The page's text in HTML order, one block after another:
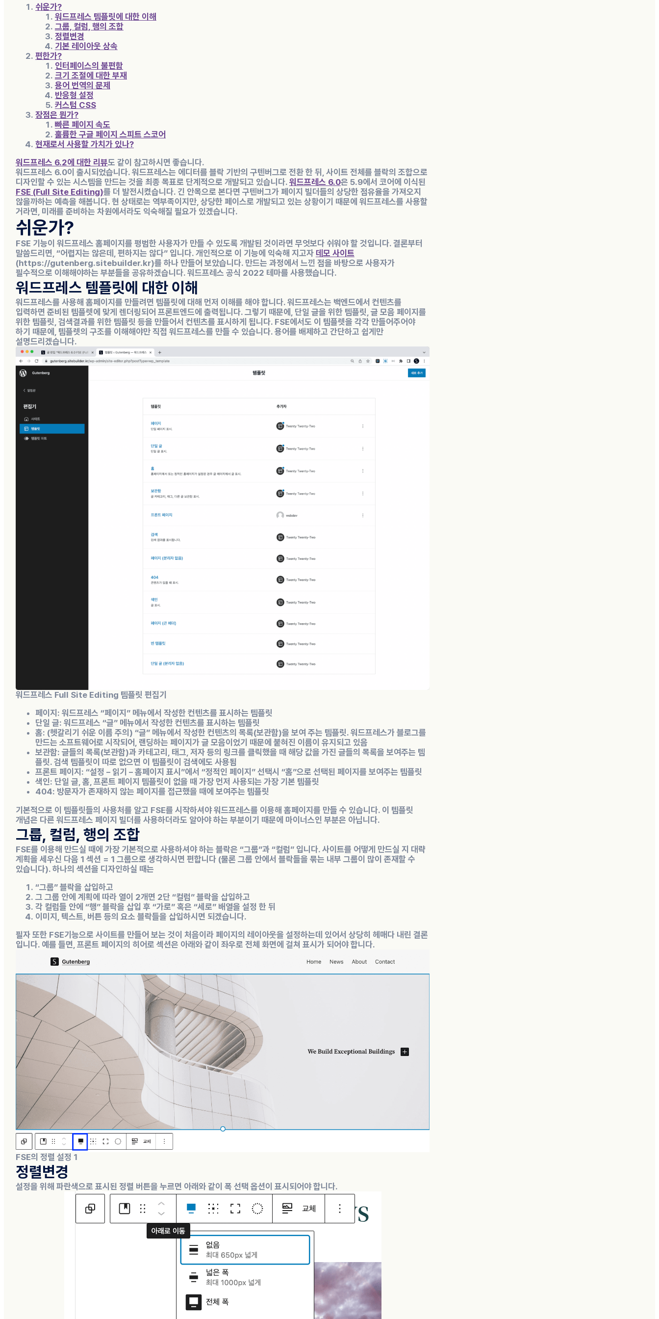
쉬운가?
워드프레스 템플릿에 대한 이해
그룹, 컬럼, 행의 조합
정렬변경
기본 레이아웃 상속
편한가?
인터페이스의 불편함
크기 조절에 대한 부재
용어 번역의 문제
반응형 설정
커스텀 CSS
장점은 뭔가?
빠른 페이지 속도
훌륭한 구글 페이지 스피트 스코어
현재로서 사용할 가치가 있나?
워드프레스 6.2에 대한 리뷰도 같이 참고하시면 좋습니다.
워드프레스 6.0이 출시되었습니다. 워드프레스는 에디터를 블락 기반의 구텐버그로 전환 한 뒤, 사이트 전체를 블락의 조합으로
디자인할 수 있는 시스템을 만드는 것을 최종 목표로 단계적으로 개발되고 있습니다. 워드프레스 6.0은 5.9에서 코어에 이식된
FSE (Full Site Editing)를 더 발전시켰습니다. 긴 안목으로 본다면 구텐버그가 페이지 빌더들의 상당한 점유율을 가져오지
않을까하는 예측을 해봅니다. 현 상태로는 역부족이지만, 상당한 페이스로 개발되고 있는 상황이기 때문에 워드프레스를 사용할
거라면, 미래를 준비하는 차원에서라도 익숙해질 필요가 있겠습니다.
쉬운가?
FSE 기능이 워드프레스 홈페이지를 평범한 사용자가 만들 수 있도록 개발된 것이라면 무엇보다 쉬워야 할 것입니다. 결론부터
말씀드리면, “어렵지는 않은데, 편하지는 않다” 입니다. 개인적으로 이 기능에 익숙해 지고자 데모 사이트
(https://gutenberg.sitebuilder.kr)를 하나 만들어 보았습니다. 만드는 과정에서 느낀 점을 바탕으로 사용자가
필수적으로 이해해야하는 부분들을 공유하겠습니다. 워드프레스 공식 2022 테마를 사용했습니다.
워드프레스 템플릿에 대한 이해
워드프레스를 사용해 홈페이지를 만들려면 템플릿에 대해 먼저 이해를 해야 합니다. 워드프레스는 백엔드에서 컨텐츠를
입력하면 준비된 템플렛에 맞게 렌더링되어 프론트엔드에 출력됩니다. 그렇기 때문에, 단일 글을 위한 템플릿, 글 모음 페이지를
위한 템플릿, 검색결과를 위한 템플릿 등을 만들어서 컨텐츠를 표시하게 됩니다. FSE에서도 이 템플렛을 각각 만들어주어야
하기 때문에, 템플렛의 구조를 이해해야만 직접 워드프레스를 만들 수 있습니다. 용어를 배제하고 간단하고 쉽게만
설명드리겠습니다.
워드프레스 Full Site Editing 템플릿 편집기
페이지: 워드프레스 “페이지” 메뉴에서 작성한 컨텐츠를 표시하는 템플릿
단일 글: 워드프레스 “글” 메뉴에서 작성한 컨텐츠를 표시하는 템플릿
홈: (헷갈리기 쉬운 이름 주의 ) “글” 메뉴에서 작성한 컨텐츠의 목록(보관함)을 보여 주는 템플릿. 워드프레스가 블로그를
만드는 소프트웨어로 시작되어, 랜딩하는 페이지가 글 모음이었기 때문에 붙혀진 이름이 유지되고 있음
보관함: 글들의 목록(보관함)과 카테고리, 태그, 저자 등의 링크를 클릭했을 때 해당 값을 가진 글들의 목록을 보여주는 템
플릿. 검색 템플릿이 따로 없으면 이 템플릿이 검색에도 사용됨
프론트 페이지: “설정 – 읽기 – 홈페이지 표시”에서 “정적인 페이지” 선택시 “홈”으로 선택된 페이지를 보여주는 템플릿
색인: 단일 글, 홈, 프론트 페이지 템플릿이 없을 때 가장 먼저 사용되는 가장 기본 템플릿
404: 방문자가 존재하지 않는 페이지를 접근했을 때에 보여주는 템플릿
기본적으로 이 템플릿들의 사용처를 알고 FSE를 시작하셔야 워드프레스를 이용해 홈페이지를 만들 수 있습니다. 이 템플릿
개념은 다른 워드프레스 페이지 빌더를 사용하더라도 알아야 하는 부분이기 때문에 마이너스인 부분은 아닙니다.
그룹, 컬럼, 행의 조합
FSE를 이용해 만드실 때에 가장 기본적으로 사용하셔야 하는 블락은 “그룹”과 “컬럼” 입니다. 사이트를 어떻게 만드실 지 대략
계획을 세우신 다음 1 섹션 = 1 그룹으로 생각하시면 편합니다 (물론 그룹 안에서 블락들을 묶는 내부 그룹이 많이 존재할 수
있습니다). 하나의 섹션을 디자인하실 때는
“그룹” 블락을 삽입하고
그 그룹 안에 계획에 따라 열이 2개면 2단 “컬럼” 블락을 삽입하고
각 컬럼들 안에 “행” 블락을 삽입 후 “가로” 혹은 “세로” 배열을 설정 한 뒤
이미지, 텍스트, 버튼 등의 요소 블락들을 삽입하시면 되겠습니다.
필자 또한 FSE기능으로 사이트를 만들어 보는 것이 처음이라 페이지의 레이아웃을 설정하는데 있어서 상당히 헤매다 내린 결론
입니다. 예를 들면, 프론트 페이지의 히어로 섹션은 아래와 같이 좌우로 전체 화면에 걸쳐 표시가 되어야 합니다.
FSE의 정렬 설정 1
정렬변경
설정을 위해 파란색으로 표시된 정렬 버튼을 누르면 아래와 같이 폭 선택 옵션이 표시되어야 합니다.